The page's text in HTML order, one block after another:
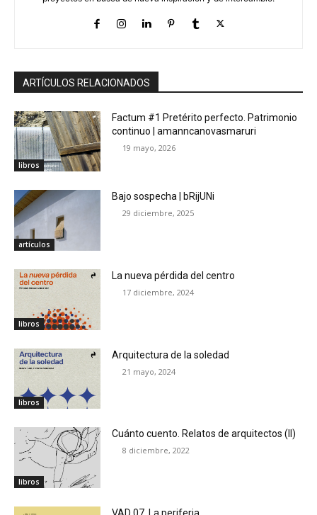
ARTÍCULOS RELACIONADOS
libros
Factum #1 Pretérito perfecto. Patrimonio
continuo | amanncanovasmaruri
19 mayo, 2026
artículos
Bajo sospecha | bRijUNi
29 diciembre, 2025
libros
La nueva pérdida del centro
17 diciembre, 2024
libros
Arquitectura de la soledad
21 mayo, 2024
libros
Cuánto cuento. Relatos de arquitectos (II)
8 diciembre, 2022